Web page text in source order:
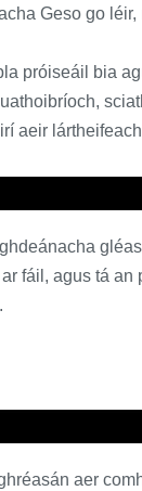
Geso go
próiseáil bia
aeir
fáil, agus tá an
aer